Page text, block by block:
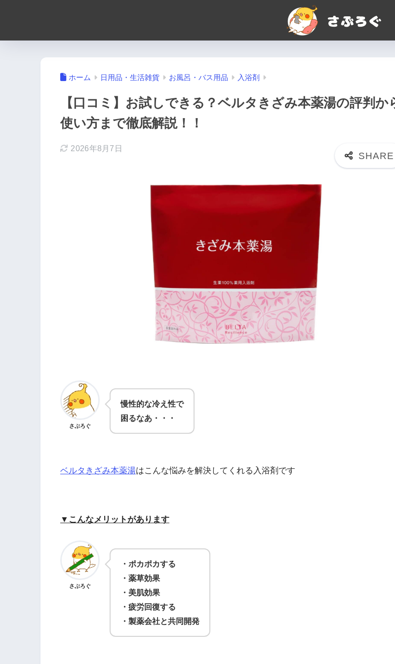
ホーム 日用品・生活雑貨 お風呂・バス用品 入浴剤
【口コミ】お試しできる？ベルタきざみ本薬湯の評判か
使い方まで徹底解説！！
2026年8月7日
さぶろぐ
慢性的な冷え性で
困るなあ・・・
ベルタきざみ本薬湯はこんな悩みを解決してくれる入浴剤です
▼こんなメリットがあります
さぶろぐ
・ポカポカする
・薬草効果
・美肌効果
・疲労回復する
・製薬会社と共同開発